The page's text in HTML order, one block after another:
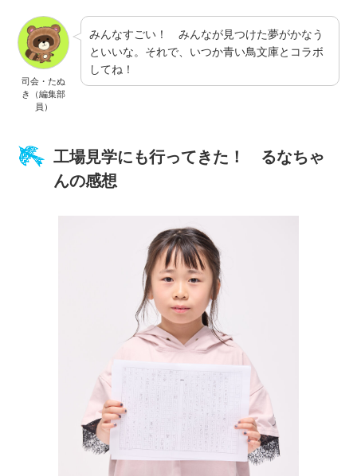
司会・たぬ
き（編集部
員）
みんなすごい！ みんなが見つけた夢がかなう
といいな。それで、いつか青い鳥文庫とコラボ
してね！
工場見学にも行ってきた！ るなちゃ
んの感想